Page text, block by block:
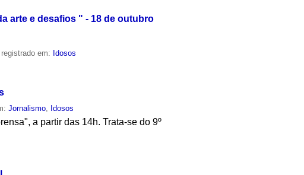
arte e desafios " - 18 de outubro
em: Idosos
Jornalismo Idosos
a partir das 14h. Trata-se do 9º